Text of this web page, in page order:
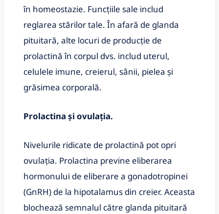
în homeostazie. Funcțiile sale includ
reglarea stărilor tale. În afară de glanda
pituitară, alte locuri de producție de
prolactină în corpul dvs. includ uterul,
celulele imune, creierul, sânii, pielea și
grăsimea corporală.
Prolactina și ovulația.
Nivelurile ridicate de prolactină pot opri
ovulația. Prolactina previne eliberarea
hormonului de eliberare a gonadotropinei
(GnRH) de la hipotalamus din creier. Aceasta
blochează semnalul către glanda pituitară